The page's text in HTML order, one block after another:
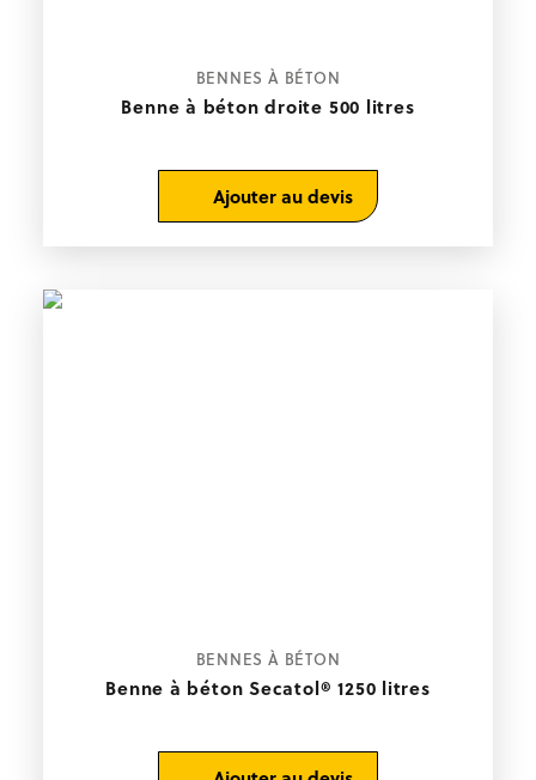
Benne à béton droite 500 litres
BENNES À BÉTON
Ajouter au devis
Benne à béton Secatol® 1250 litres
BENNES À BÉTON